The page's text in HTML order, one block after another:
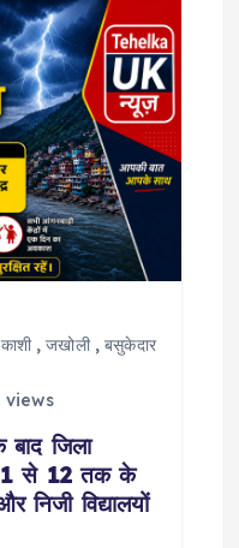
,जखोली,बसुकेदार
views
बाद जिला
1 से 12 तक के
निजी विद्यालयों